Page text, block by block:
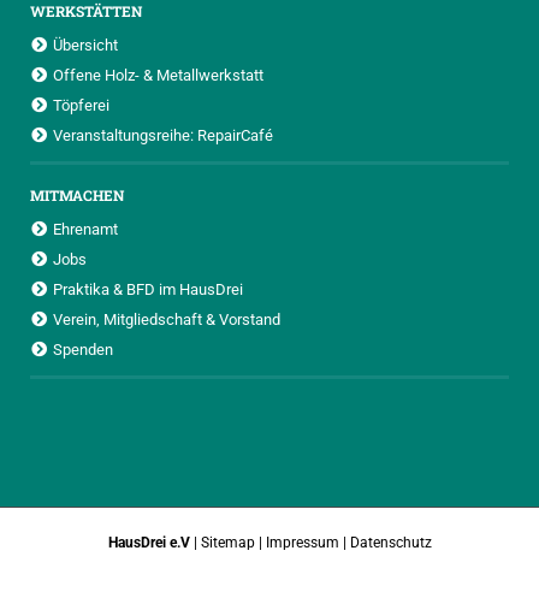
WERKSTÄTTEN
Übersicht
Offene Holz- & Metallwerkstatt
Töpferei
Veranstaltungsreihe: RepairCafé
MITMACHEN
Ehrenamt
Jobs
Praktika & BFD im HausDrei
Verein, Mitgliedschaft & Vorstand
Spenden
HausDrei e.V Sitemap| Impressum Datenschutz